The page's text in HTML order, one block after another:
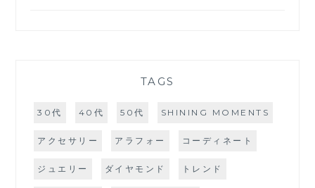
TAGS
30代 40代 50代 SHINING MOMENTS
アクセサリー アラフォー コーディネート
ジュエリー ダイヤモンド トレンド